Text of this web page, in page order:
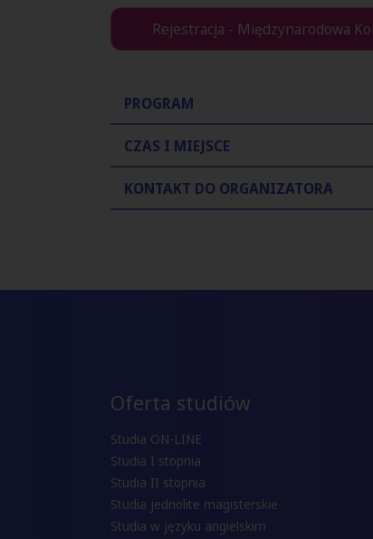
Rejestracja - Międzynarodowa
PROGRAM
CZAS I MIEJSCE
KONTAKT DO ORGANIZATORA
Oferta studiów
Studia ON-LINE
Studia I stopnia
Studia II stopnia
Studia jednolite magisterskie
Studia w języku angielskim